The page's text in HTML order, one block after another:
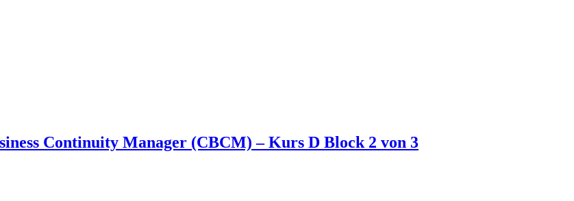
Continuity Manager (CBCM) – Kurs D Block 2 von 3